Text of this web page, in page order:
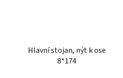
Hlavní stojan, nýt k ose
8*174